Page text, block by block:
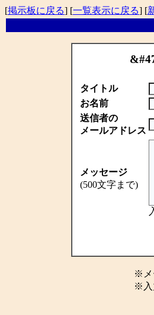
[掲示板に戻る] [一覧表示に戻る] [
タイトル
お名前
送信者の
メールアドレス
メッセージ
(500文字まで)
※メ
※入